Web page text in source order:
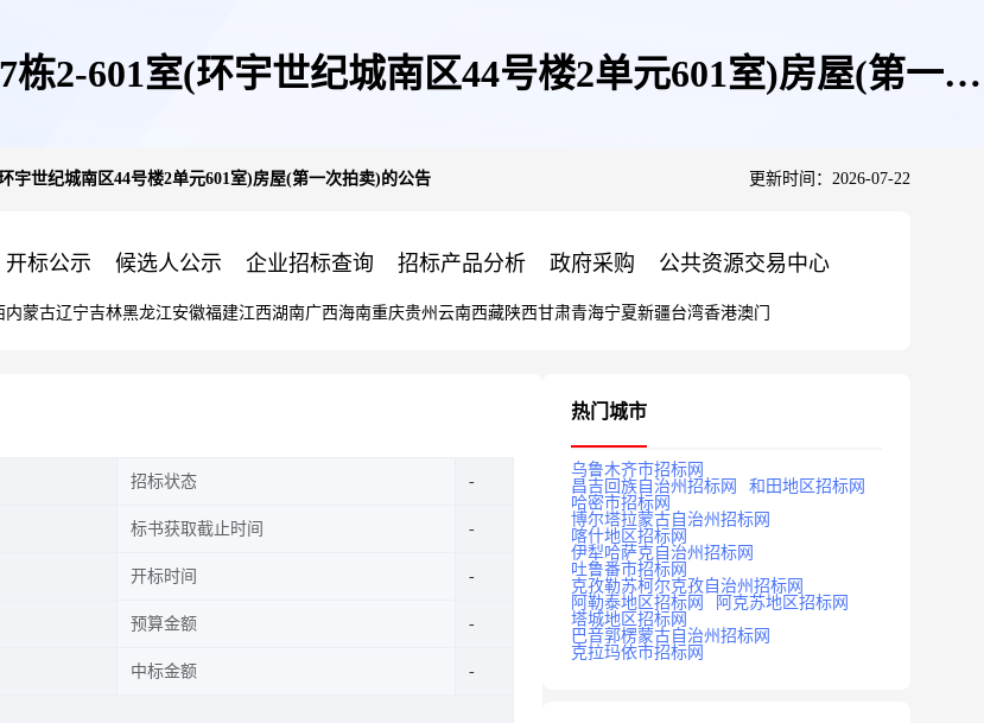
2-601室(环宇世纪城南区44号楼2单元601室)房屋(第一次
宇世纪城南区44号楼2单元601室)房屋(第一次拍卖)的公告 更新时间：2026-07-22
开标公示 候选人公示 企业招标查询 招标产品分析 政府采购 公共资源交易中心
内蒙古辽宁吉林黑龙江安徽福建江西湖南广西海南重庆贵州 云南西藏陕西甘肃青海宁夏新疆台湾香港澳门
招标状态
标书获取截止时间
开标时间
预算金额
中标金额
热门城市
乌鲁木齐市招标网
昌吉回族自治州招标网
和田地区招标网
哈密市招标网
博尔塔拉蒙古自治州招标网
喀什地区招标网
伊犁哈萨克自治州招标网
吐鲁番市招标网
克孜勒苏柯尔克孜自治州招标网
阿勒泰地区招标网
阿克苏地区招标网
塔城地区招标网
巴音郭楞蒙古自治州招标网
克拉玛依市招标网